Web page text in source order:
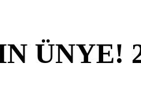
ÜNYE!